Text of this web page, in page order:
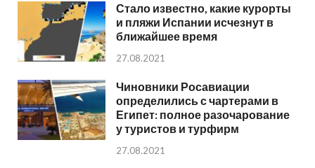
Стало известно, какие курорты
и пляжи Испании исчезнут в
ближайшее время
27.08.2021
Чиновники Росавиации
определились с чартерами в
Египет: полное разочарование
у туристов и турфирм
27.08.2021